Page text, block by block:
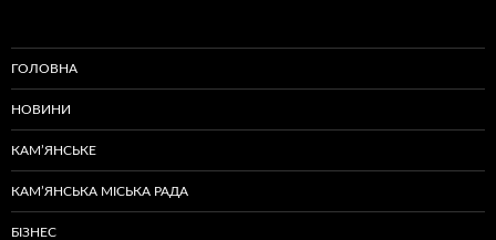
ГОЛОВНА
НОВИНИ
КАМ’ЯНСЬКЕ
КАМ’ЯНСЬКА МІСЬКА РАДА
БІЗНЕС